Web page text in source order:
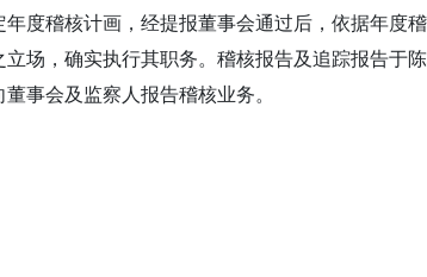
年度稽核计画，经提报董事会通过后，依据年度
场，确实执行其职务。稽核报告及追踪报告于
事会及监察人报告稽核业务。